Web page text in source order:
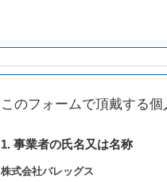
このフォームで頂戴する
1. 事業者の氏名又は名称
株式会社バレッグス